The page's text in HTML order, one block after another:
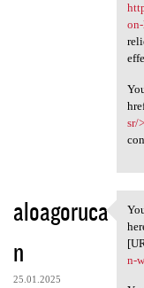
sr/
aloagoruca
n
25.01.2025
n-